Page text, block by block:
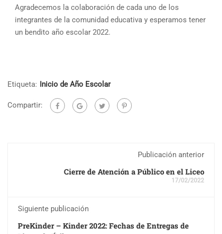
Agradecemos la colaboración de cada uno de los
integrantes de la comunidad educativa y esperamos tener
un bendito año escolar 2022.
Etiqueta: Inicio de Año Escolar
Compartir:
Publicación anterior
Cierre de Atención a Público en el Liceo
17/02/2022
Siguiente publicación
PreKinder – Kinder 2022: Fechas de Entregas de